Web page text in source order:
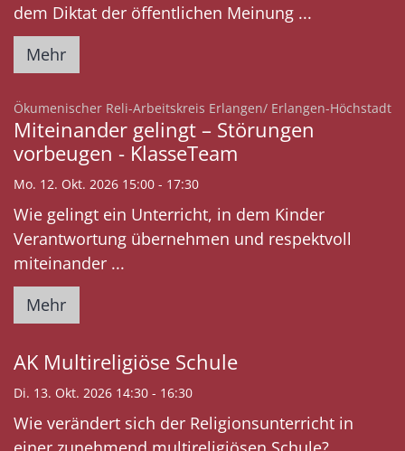
dem Diktat der öffentlichen Meinung ...
Mehr
Ökumenischer Reli-Arbeitskreis Erlangen/ Erlangen-Höchstadt:
Miteinander gelingt – Störungen
vorbeugen - KlasseTeam
Mo. 12. Okt. 2026 15:00 - 17:30
Wie gelingt ein Unterricht, in dem Kinder
Verantwortung übernehmen und respektvoll
miteinander ...
Mehr
AK Multireligiöse Schule
Di. 13. Okt. 2026 14:30 - 16:30
Wie verändert sich der Religionsunterricht in